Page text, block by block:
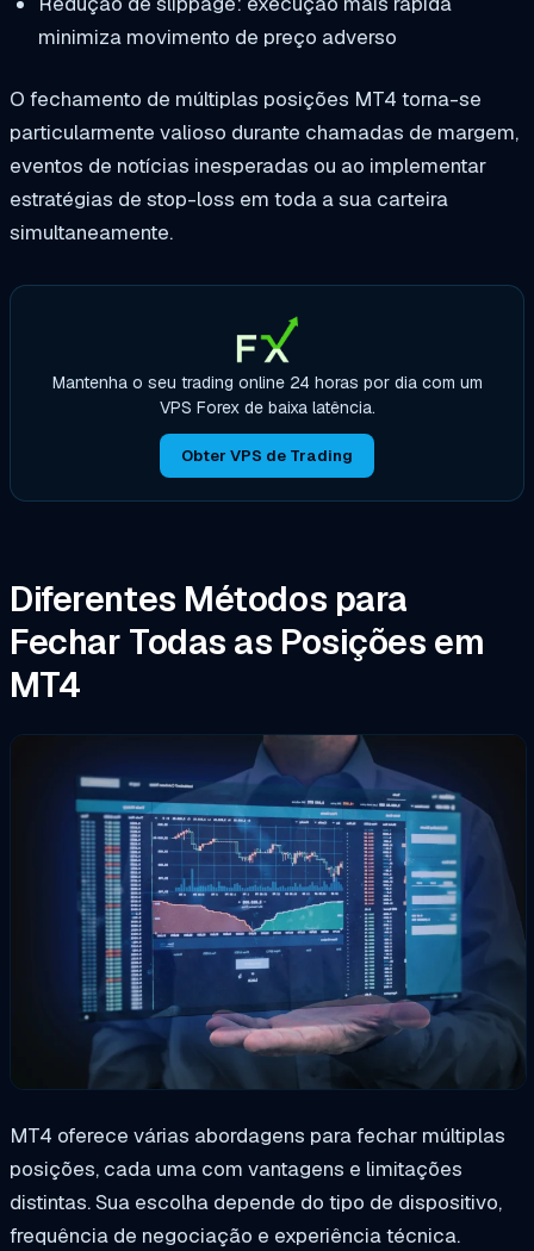
minimiza movimento de preço adverso
O fechamento de múltiplas posições MT4 torna-se
particularmente valioso durante chamadas de margem,
eventos de notícias inesperadas ou ao implementar
estratégias de stop-loss em toda a sua carteira
simultaneamente.
Mantenha o seu trading online 24 horas por dia com um
VPS Forex de baixa latência.
Obter VPS de Trading
Diferentes Métodos para
Fechar Todas as Posições em
MT4
MT4 oferece várias abordagens para fechar múltiplas
posições, cada uma com vantagens e limitações
distintas. Sua escolha depende do tipo de dispositivo,
frequência de negociação e experiência técnica.